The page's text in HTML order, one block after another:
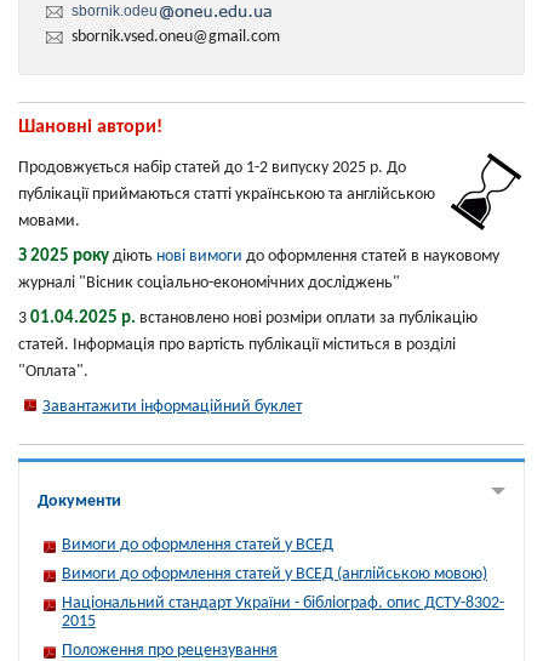
sbornik.odeu
sbornik.vsed.oneu@gmail.com
Шановні автори!
Продовжується набір статей до 1-2 випуску 2025 р. До
публікації приймаються статті українською та англійською
мовами.
З 2025 року діють нові вимоги до оформлення статей в науковому
журналі "Вісник соціально-економічних досліджень"
3 01.04.2025 р. встановлено нові розміри оплати за публікацію
статей. Інформація про вартість публікації міститься в розділі
"Оплата".
Завантажити інформаційний буклет
Документи
Вимоги до оформлення статей у ВСЕД
Вимоги до оформлення статей у ВСЕД (англійською мовою)
Національний стандарт України - бібліограф. опис ДСТУ-8302-
2015
Положення про рецензування